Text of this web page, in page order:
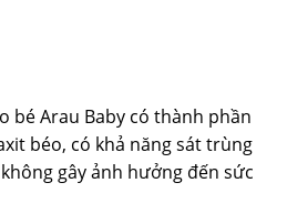
bé Arau Baby có thành phần
béo, có khả năng sát trùng
gây ảnh hưởng đến sức